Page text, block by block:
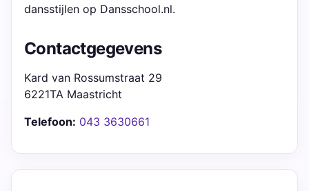
dansstijlen op Dansschool.nl.
Contactgegevens
Kard van Rossumstraat 29
6221TA Maastricht
Telefoon: 043 3630661